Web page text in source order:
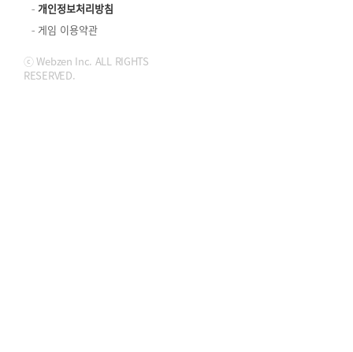
개인정보처리방침
게임 이용약관
ⓒ Webzen Inc. ALL RIGHTS
RESERVED.